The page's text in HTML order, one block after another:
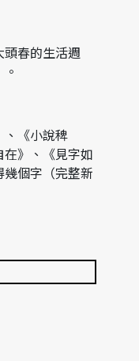
春的生活週
《小說稗
》、《見字如
個字（完整新